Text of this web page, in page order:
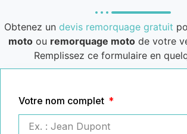
Obtenez un devis remorquage gratuit
motoou remorquage motode votre
Remplissez ce formulaire en
Votre nom complet